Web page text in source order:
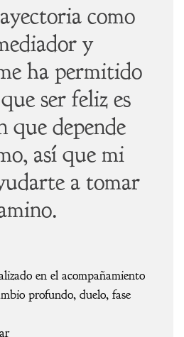
como
y
ha permitido
ser feliz es
que depende
así que mi
a tomar
en el acompañamiento
profundo, duelo, fase